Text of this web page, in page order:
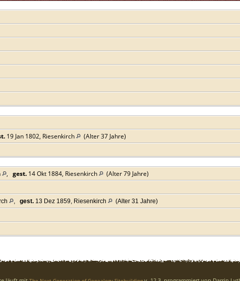
19 Jan 1802, Riesenkirch
(Alter 37 Jahre)
, gest. 14 Okt 1884, Riesenkirch
(Alter 79 Jahre)
, gest. 13 Dez 1859, Riesenkirch (Alter 31 Jahre)